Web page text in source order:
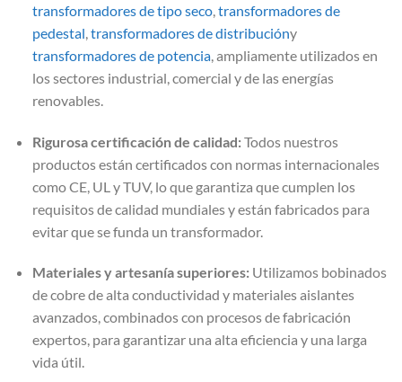
transformadores de tipo seco,transformadores de
pedestal,transformadores de distribucióny
transformadores de potencia, ampliamente utilizados en
los sectores industrial, comercial y de las energías
renovables.
Rigurosa certificación de calidad:Todos nuestros
productos están certificados con normas internacionales
como CE, UL y TUV, lo que garantiza que cumplen los
requisitos de calidad mundiales y están fabricados para
evitar que se funda un transformador.
Materiales y artesanía superiores:Utilizamos bobinados
de cobre de alta conductividad y materiales aislantes
avanzados, combinados con procesos de fabricación
expertos, para garantizar una alta eficiencia y una larga
vida útil.